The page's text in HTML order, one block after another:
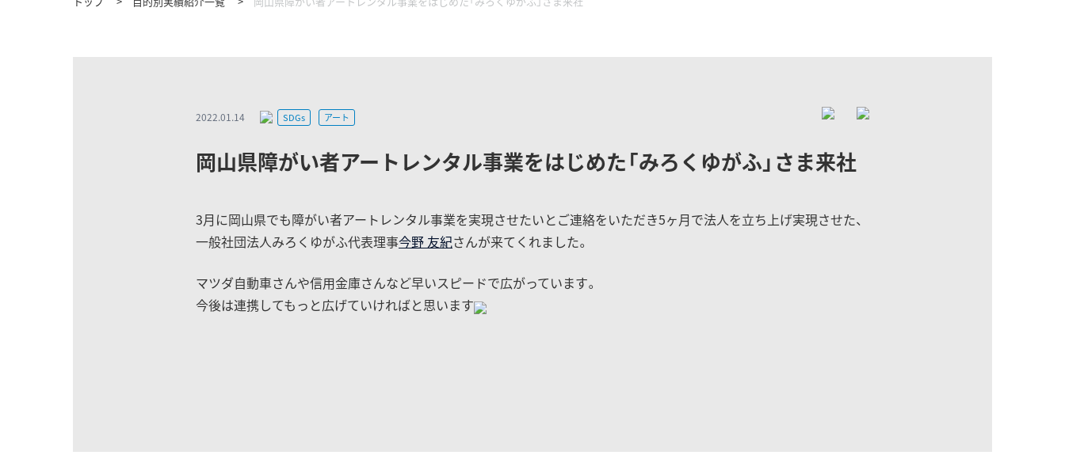
2022.01.14 SDGs アート
岡山県障がい者アートレンタル事業をはじめた「みろくゆがふ」さま来社
3月に岡山県でも障がい者アートレンタル事業を実現させたいとご連絡をいただき5ヶ月で法人を立ち上げ実現させた、
一般社団法人みろくゆがふ代表理事今野 友紀さんが来てくれました。
マツダ自動車さんや信用金庫さんなど早いスピードで広がっています。
今後は連携してもっと広げていければと思います